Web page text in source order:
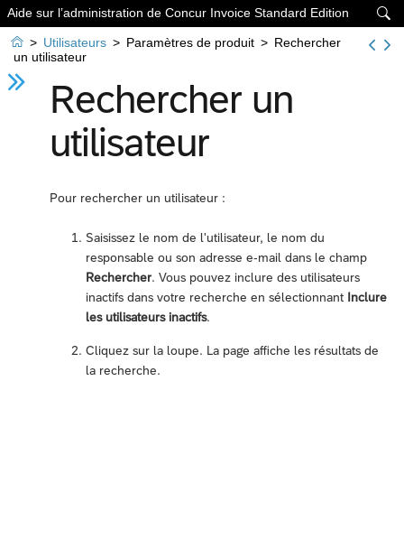

Aide sur l’administration de Concur Invoice Standard Edition
 > Utilisateurs > Paramètres de produit > Rechercher
un utilisateur
Rechercher un
utilisateur
Pour rechercher un utilisateur :
Saisissez le nom de l'utilisateur, le nom du
responsable ou son adresse e-mail dans le champ
Rechercher. Vous pouvez inclure des utilisateurs
inactifs dans votre recherche en sélectionnant Inclure
les utilisateurs inactifs.
Cliquez sur la loupe. La page affiche les résultats de
la recherche.